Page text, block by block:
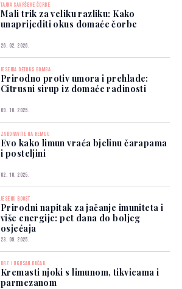
TAJNA SAVRŠENE ČORBE
Mali trik za veliku razliku: Kako
unaprijediti okus domaće čorbe
26. 02. 2026.
JESENJA DETOKS BOMBA
Prirodno protiv umora i prehlade:
Citrusni sirup iz domaće radinosti
09. 10. 2025.
ZABORAVITE NA HEMIJU
Evo kako limun vraća bjelinu čarapama
i posteljini
02. 10. 2025.
JESENJI BOOST
Prirodni napitak za jačanje imuniteta i
više energije: pet dana do boljeg
osjećaja
23. 09. 2025.
BRZ I UKUSAN RUČAK
Kremasti njoki s limunom, tikvicama i
parmezanom